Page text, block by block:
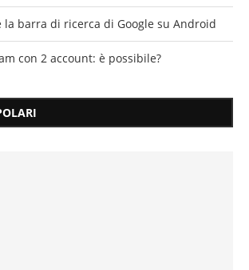
barra di ricerca di Google su Android
con 2 account: è possibile?